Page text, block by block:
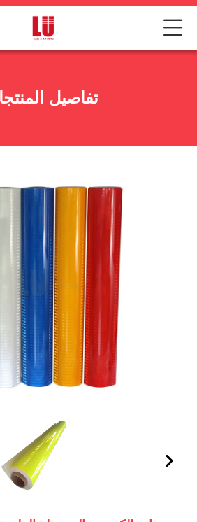
تفاصيل